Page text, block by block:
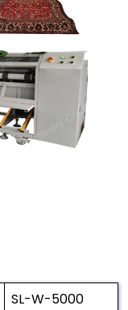
SL-W-5000